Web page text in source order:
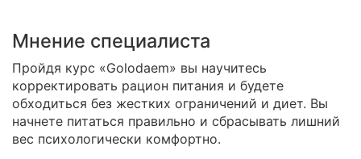
Мнение специалиста
Пройдя курс «Golodaem» вы научитесь
корректировать рацион питания и будете
обходиться без жестких ограничений и диет. Вы
начнете питаться правильно и сбрасывать лишний
вес психологически комфортно.